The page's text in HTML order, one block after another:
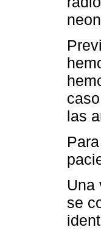
las
Una
se